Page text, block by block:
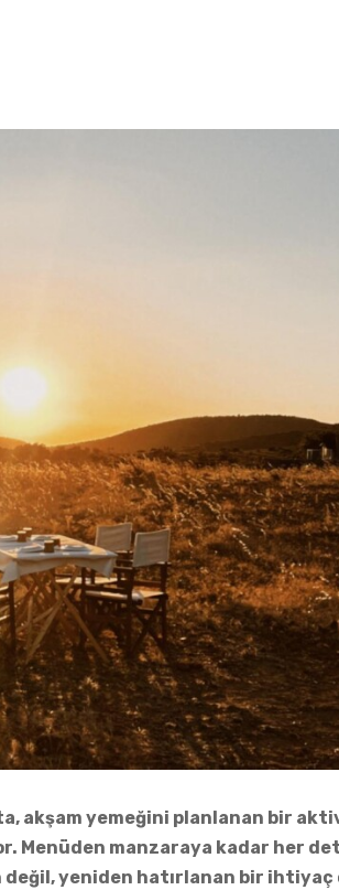
akşam yemeğini planlanan bir
Menüden manzaraya kadar her
yeniden hatırlanan bir ihtiyaç